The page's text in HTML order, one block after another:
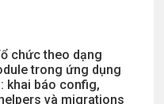
chức theo dạng
trong ứng dụng
khai báo config,
và migrations